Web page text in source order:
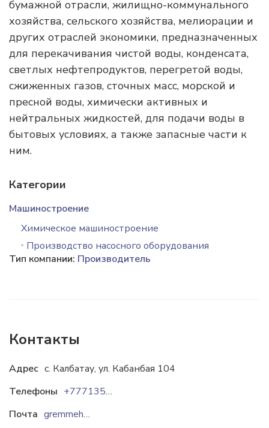
бумажной отрасли, жилищно-коммунального
хозяйства, сельского хозяйства, мелиорации и
других отраслей экономики, предназначенных
для перекачивания чистой воды, конденсата,
светлых нефтепродуктов, перегретой воды,
сжиженных газов, сточных масс, морской и
пресной воды, химически активных и
нейтральных жидкостей, для подачи воды в
бытовых условиях, а также запасные части к
ним.
Категории
Машиностроение
Химическое машиностроение
Производство насосного оборудования
Тип компании: Производитель
Контакты
Адрес с. Калбатау, ул. Кабанбая 104
Телефоны
+77713525226
Почта
gremmehz@yandex.kz